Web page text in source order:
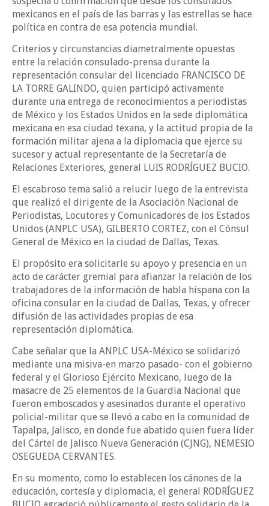
mexicanos en el país de las barras y las estrellas se hace
política en contra de esa potencia mundial.
Criterios y circunstancias diametralmente opuestas
entre la relación consulado-prensa durante la
representación consular del licenciado FRANCISCO DE
LA TORRE GALINDO, quien participó activamente
durante una entrega de reconocimientos a periodistas
de México y los Estados Unidos en la sede diplomática
mexicana en esa ciudad texana, y la actitud propia de la
formación militar ajena a la diplomacia que ejerce su
sucesor y actual representante de la Secretaría de
Relaciones Exteriores, general LUIS RODRÍGUEZ BUCIO.
El escabroso tema salió a relucir luego de la entrevista
que realizó el dirigente de la Asociación Nacional de
Periodistas, Locutores y Comunicadores de los Estados
Unidos (ANPLC USA), GILBERTO CORTEZ, con el Cónsul
General de México en la ciudad de Dallas, Texas.
El propósito era solicitarle su apoyo y presencia en un
acto de carácter gremial para afianzar la relación de los
trabajadores de la información de habla hispana con la
oficina consular en la ciudad de Dallas, Texas, y ofrecer
difusión de las actividades propias de esa
representación diplomática.
Cabe señalar que la ANPLC USA-México se solidarizó
mediante una misiva-en marzo pasado- con el gobierno
federal y el Glorioso Ejército Mexicano, luego de la
masacre de 25 elementos de la Guardia Nacional que
fueron emboscados y asesinados durante el operativo
policial-militar que se llevó a cabo en la comunidad de
Tapalpa, Jalisco, en donde fue abatido quien fuera líder
del Cártel de Jalisco Nueva Generación (CJNG), NEMESIO
OSEGUEDA CERVANTES.
En su momento, como lo establecen los cánones de la
educación, cortesía y diplomacia, el general RODRÍGUEZ